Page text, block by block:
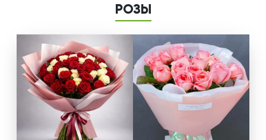
РОЗЫ